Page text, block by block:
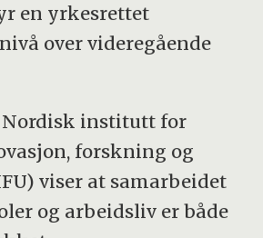
en yrkesrettet
over videregående
Nordisk institutt for
forskning og
viser at samarbeidet
og arbeidsliv er både